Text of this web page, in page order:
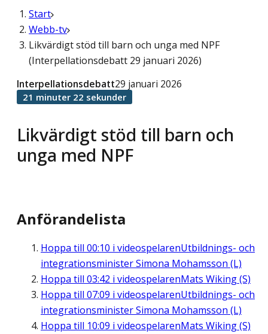
Start
Webb-tv
Likvärdigt stöd till barn och unga med NPF
(Interpellationsdebatt 29 januari 2026)
Likvärdigt stöd till barn och
unga med NPF
Interpellationsdebatt29 januari 2026
21 minuter 22 sekunder
Anförandelista
Hoppa till 00:10 i videospelarenUtbildnings- och
integrationsminister Simona Mohamsson (L)
Hoppa till 03:42 i videospelarenMats Wiking (S)
Hoppa till 07:09 i videospelarenUtbildnings- och
integrationsminister Simona Mohamsson (L)
Hoppa till 10:09 i videospelarenMats Wiking (S)